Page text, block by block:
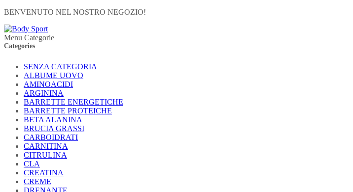
BENVENUTO NEL NOSTRO NEGOZIO!
Menu Categorie
Categories
SENZA CATEGORIA
ALBUME UOVO
AMINOACIDI
ARGININA
BARRETTE ENERGETICHE
BARRETTE PROTEICHE
BETA ALANINA
BRUCIA GRASSI
CARBOIDRATI
CARNITINA
CITRULINA
CLA
CREATINA
CREME
DRENANTE